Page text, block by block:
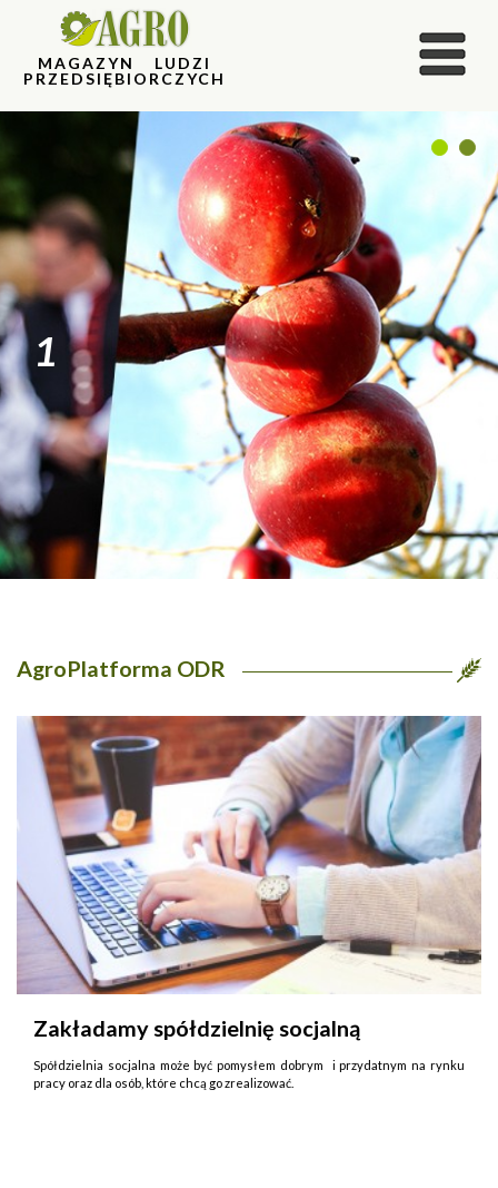
MAGAZYN LUDZI
PRZEDSIĘBIORCZYCH
1
2
1 2
AgroPlatforma ODR
Zakładamy spółdzielnię socjalną
Spółdzielnia socjalna może być pomysłem dobrym i przydatnym na rynku
pracy oraz dla osób, które chcą go zrealizować.